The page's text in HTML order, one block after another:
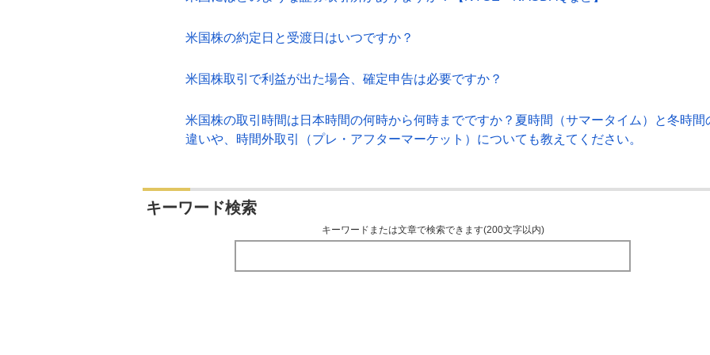
米国株の約定日と受渡日はいつですか？
米国株取引で利益が出た場合、確定申告は必要ですか？
米国株の取引時間は日本時間の何時から何時までですか？夏時間（サマータイム）と冬時間
違いや、時間外取引（プレ・アフターマーケット）についても教えてください。
キーワード検索
キーワードまたは文章で検索できます(200文字以内)